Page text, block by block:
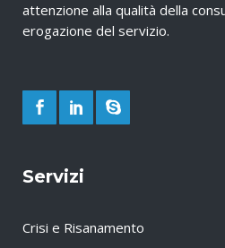
attenzione alla qualità della
erogazione del servizio.
Servizi
Crisi e Risanamento